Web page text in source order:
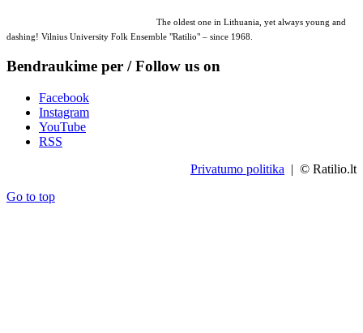
The oldest one in Lithuania, yet always young and
dashing! Vilnius University Folk Ensemble "Ratilio" – since 1968.
Bendraukime per / Follow us on
Facebook
Instagram
YouTube
RSS
Privatumo politika | © Ratilio.lt
Go to top